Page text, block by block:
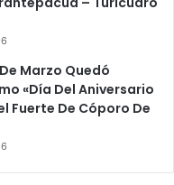
Marzo Quedó
«Día Del Aniversario
Fuerte De Cóporo De